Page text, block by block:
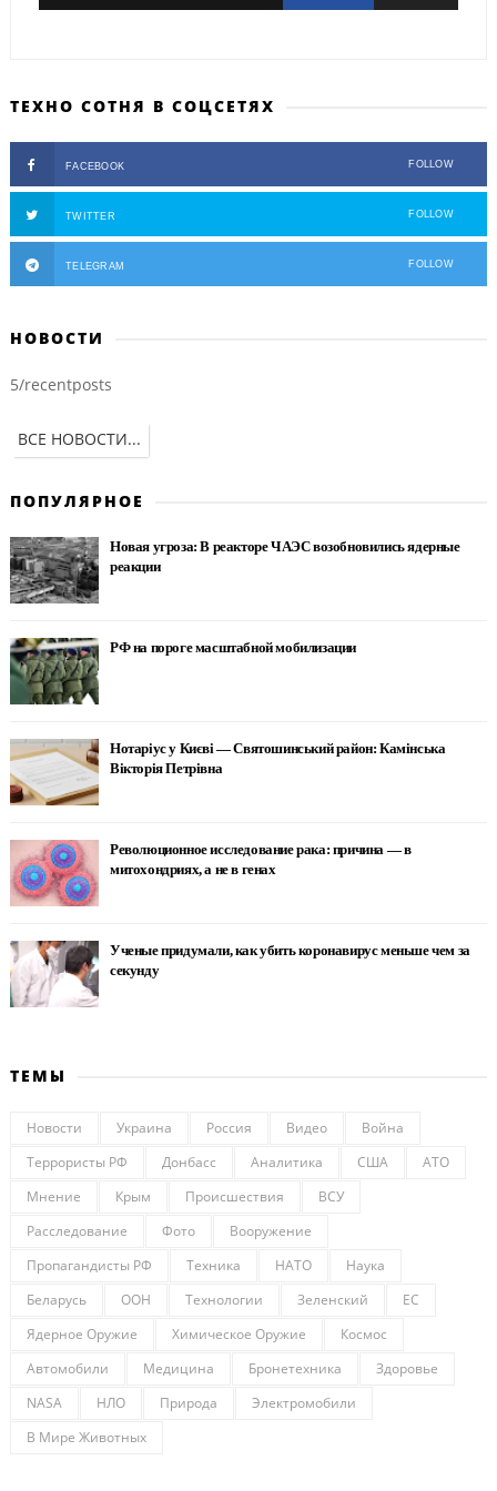
ТЕХНО СОТНЯ В СОЦСЕТЯХ
FACEBOOK FOLLOW
TWITTER FOLLOW
TELEGRAM FOLLOW
НОВОСТИ
5/recentposts
ВСЕ НОВОСТИ...
ПОПУЛЯРНОЕ
Новая угроза: В реакторе ЧАЭС возобновились ядерные
реакции
РФ на пороге масштабной мобилизации
Нотаріус у Києві — Святошинський район: Камінська
Вікторія Петрівна
Революционное исследование рака: причина — в
митохондриях, а не в генах
Ученые придумали, как убить коронавирус меньше чем за
секунду
ТЕМЫ
Новости Украина Россия Видео
Война
Террористы РФ
Донбасс Аналитика США
АТО
Мнение
Крым Происшествия
ВСУ
Расследование
Фото
Вооружение
Пропагандисты РФ
Техника НАТО
Наука
Беларусь
ООН Технологии Зеленский
ЕС
Ядерное Оружие
Химическое Оружие
Космос
Автомобили
Медицина Бронетехника
Здоровье
NASA
НЛО Природа
Электромобили
В Мире Животных